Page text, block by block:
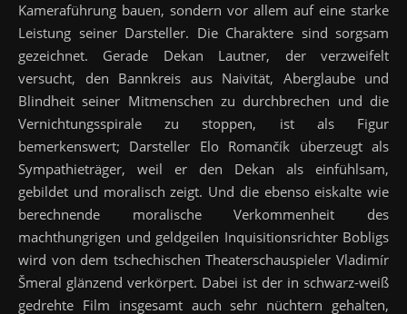
Kameraführung bauen, sondern vor allem auf eine starke
Leistung seiner Darsteller. Die Charaktere sind sorgsam
gezeichnet. Gerade Dekan Lautner, der verzweifelt
versucht, den Bannkreis aus Naivität, Aberglaube und
Blindheit seiner Mitmenschen zu durchbrechen und die
Vernichtungsspirale zu stoppen, ist als Figur
bemerkenswert; Darsteller Elo Romančík überzeugt als
Sympathieträger, weil er den Dekan als einfühlsam,
gebildet und moralisch zeigt. Und die ebenso eiskalte wie
berechnende moralische Verkommenheit des
machthungrigen und geldgeilen Inquisitionsrichter Bobligs
wird von dem tschechischen Theaterschauspieler Vladimír
Šmeral glänzend verkörpert. Dabei ist der in schwarz-weiß
gedrehte Film insgesamt auch sehr nüchtern gehalten,